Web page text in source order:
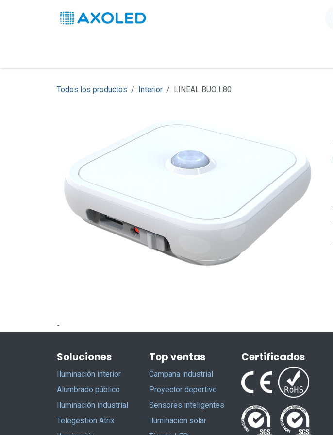
Todos los productos Interior LINEAL BUO L80
-
Soluciones
Iluminación interior
Alumbrado público
Iluminación industrial
Telegestión Atrix
Top ventas
Campana industrial
Proyector deportivo
Sensores inteligentes
Iluminación solar
Certificados